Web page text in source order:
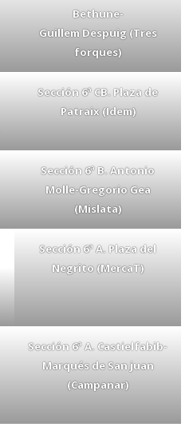
Bethune-
Guillem Despuig (Tres
forques)
Sección 6ª CB. Plaza de
Patraix (Idem)
Sección 6ª B. Antonio
Molle-Gregorio Gea
(Mislata)
Sección 6ª A. Plaza del
Negrito (MercaT)
Sección 6ª A. Castielfabib-
Marqués de San juan
(Campanar)